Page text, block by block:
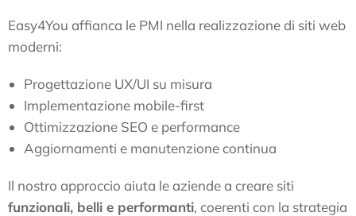
Easy4You affianca le PMI nella realizzazione di siti web
moderni:
Progettazione UX/UI su misura
Implementazione mobile-first
Ottimizzazione SEO e performance
Aggiornamenti e manutenzione continua
Il nostro approccio aiuta le aziende a creare siti
funzionali, belli e performanti, coerenti con la strategia